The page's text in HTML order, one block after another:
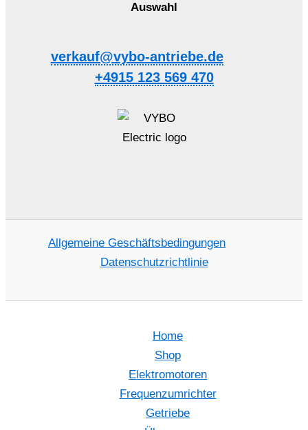
Auswahl
verkauf@vybo-antriebe.de
+4915 123 569 470
Allgemeine Geschäftsbedingungen
Datenschutzrichtlinie
Home
Shop
Elektromotoren
Frequenzumrichter
Getriebe